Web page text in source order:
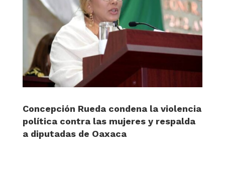
Concepción Rueda condena la violencia
política contra las mujeres y respalda
a diputadas de Oaxaca